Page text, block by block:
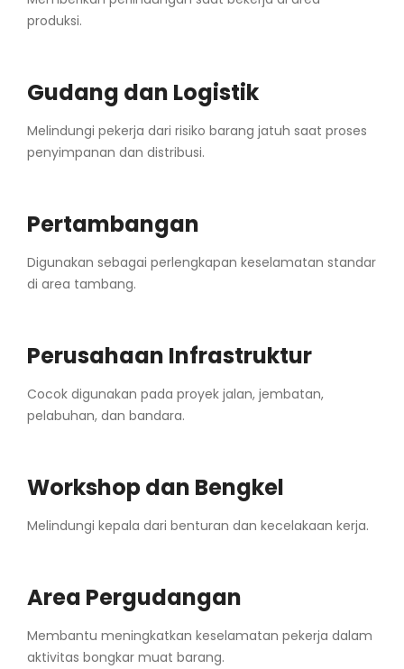
produksi.
Gudang dan Logistik
Melindungi pekerja dari risiko barang jatuh saat proses
penyimpanan dan distribusi.
Pertambangan
Digunakan sebagai perlengkapan keselamatan standar
di area tambang.
Perusahaan Infrastruktur
Cocok digunakan pada proyek jalan, jembatan,
pelabuhan, dan bandara.
Workshop dan Bengkel
Melindungi kepala dari benturan dan kecelakaan kerja.
Area Pergudangan
Membantu meningkatkan keselamatan pekerja dalam
aktivitas bongkar muat barang.